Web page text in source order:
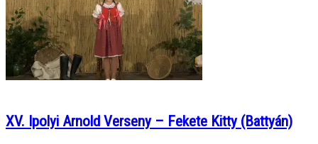
XV. Ipolyi Arnold Verseny – Fekete Kitty (Battyán)